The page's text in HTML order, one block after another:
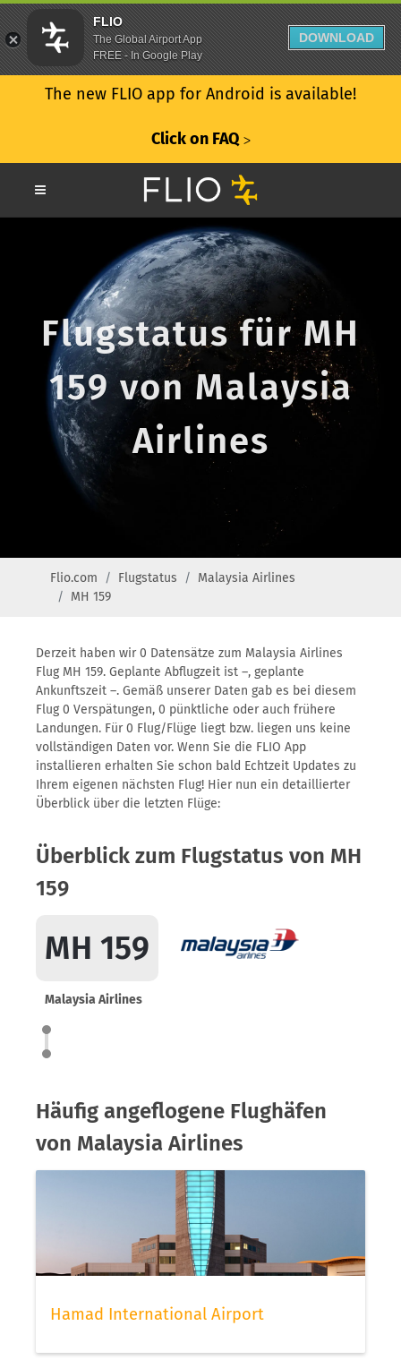
The new FLIO app for Android is available!
Click on FAQ ᐳ
Flugstatus für MH
159 von Malaysia
Airlines
Flio.com Flugstatus
Malaysia Airlines
MH 159
Derzeit haben wir 0 Datensätze zum Malaysia Airlines
Flug MH 159. Geplante Abflugzeit ist –, geplante
Ankunftszeit –. Gemäß unserer Daten gab es bei diesem
Flug 0 Verspätungen, 0 pünktliche oder auch frühere
Landungen. Für 0 Flug/Flüge liegt bzw. liegen uns keine
vollständigen Daten vor. Wenn Sie die FLIO App
installieren erhalten Sie schon bald Echtzeit Updates zu
Ihrem eigenen nächsten Flug! Hier nun ein detaillierter
Überblick über die letzten Flüge:
Überblick zum Flugstatus von MH
159
MH 159
Malaysia Airlines
Häufig angeflogene Flughäfen
von Malaysia Airlines
Hamad International Airport
FLIO
The Global Airport App
FREE - In Google Play
DOWNLOAD